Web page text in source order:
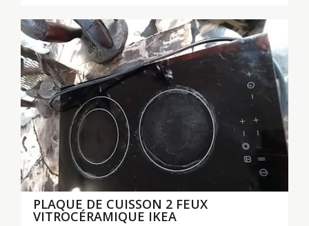
PLAQUE DE CUISSON 2 FEUX
VITROCÉRAMIQUE IKEA